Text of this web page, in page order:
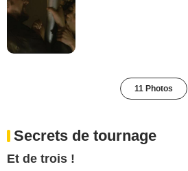
11 Photos
Secrets de tournage
Et de trois !